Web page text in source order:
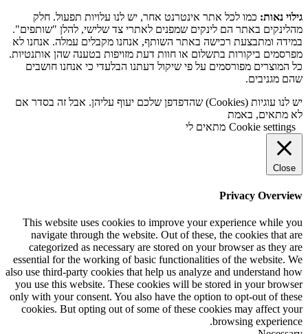
גילוי נאות: כמו לכל אתר אינטרנט אחר, יש לנו עלויות תפעול. חלק
מהלינקים באתר הם לינקים שמפנים לאתרי צד שלישי, להלן "שותפים".
במידה ומתבצעת רכישה באתר השותף, אנחנו מקבלים עמלה. אנחנו לא
מפרסמים ביקורות בתשלום או חוות דעת מזויפות בטענה שהן אותנטיות.
כל המוצרים מפורסמים על פי שיקול דעתנו הבלעדי כי אנחנו חושבים
שהם מגניבים.
יש לנו עוגיות (Cookies) שהדפדפן שלכם יעוף עליהן. אבל זה בסדר אם
לא מתאים, באמת
Cookie settings מתאים לי
Close
Privacy Overview
This website uses cookies to improve your experience while you
navigate through the website. Out of these, the cookies that are
categorized as necessary are stored on your browser as they are
essential for the working of basic functionalities of the website. We
also use third-party cookies that help us analyze and understand how
you use this website. These cookies will be stored in your browser
only with your consent. You also have the option to opt-out of these
cookies. But opting out of some of these cookies may affect your
browsing experience.